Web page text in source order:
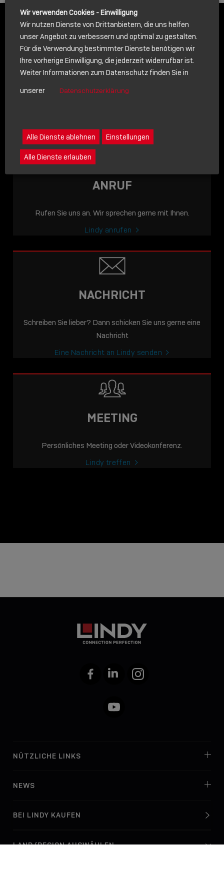
SPRECHEN SIE MIT UNS
- WIR SIND FÜR SIE DA!
ANRUF
Rufen Sie uns an. Wir sprechen gerne mit Ihnen.
Lindy anrufen
NACHRICHT
Schreiben Sie lieber? Dann schicken Sie uns gerne eine
Nachricht
Eine Nachricht an Lindy senden
MEETING
Persönliches Meeting oder Videokonferenz.
Lindy treffen
FacebookLinkedIn Instagram
YouTube
NÜTZLICHE LINKS
NEWS
BEI LINDY KAUFEN
Wir verwenden Cookies - Einwilligung
Wir nutzen Dienste von Drittanbietern, die uns helfen
unser Angebot zu verbessern und optimal zu gestalten.
Für die Verwendung bestimmter Dienste benötigen wir
Ihre vorherige Einwilligung, die jederzeit widerrufbar ist.
Weiter Informationen zum Datenschutz finden Sie in
unserer
Datenschutzerklärung
Alle Dienste ablehnen Einstellungen
Alle Dienste erlauben